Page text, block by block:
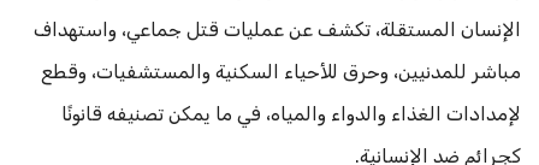
الإنسان المستقلة، تكشف عن عمليات قتل جماعي، واستهداف
مباشر للمدنيين، وحرق للأحياء السكنية والمستشفيات، وقطع
لإمدادات الغذاء والدواء والمياه، في ما يمكن تصنيفه قانونًا
كجرائم ضد الإنسانية.